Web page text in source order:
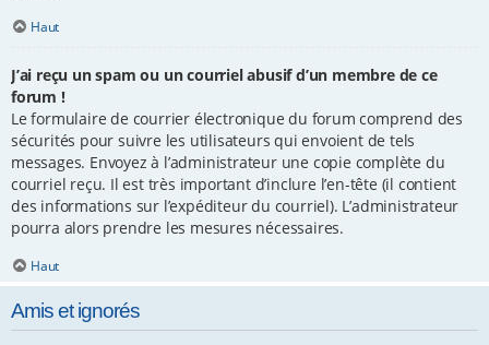
Haut
J’ai reçu un spam ou un courriel abusif d’un membre de ce
forum !
Le formulaire de courrier électronique du forum comprend des
sécurités pour suivre les utilisateurs qui envoient de tels
messages. Envoyez à l’administrateur une copie complète du
courriel reçu. Il est très important d’inclure l’en-tête (il contient
des informations sur l’expéditeur du courriel). L’administrateur
pourra alors prendre les mesures nécessaires.
Haut
Amis et ignorés